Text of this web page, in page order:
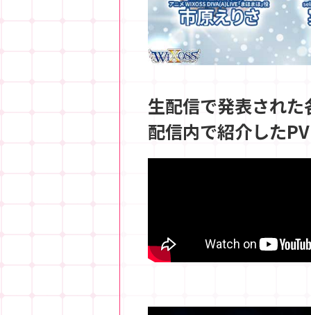
生配信で発表され
配信内で紹介した